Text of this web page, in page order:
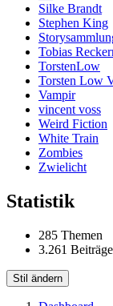
Silke Brandt
Stephen King
Tobias
TorstenLow
Torsten Low
Vampir
vincent voss
Weird Fiction
White Train
Zombies
Zwielicht
Statistik
285 Themen
3.261
Stil ändern